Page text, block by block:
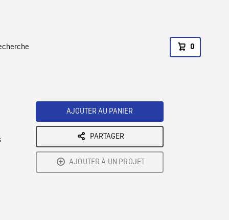
0
AJOUTER AU PANIER
PARTAGER
AJOUTER À UN PROJET